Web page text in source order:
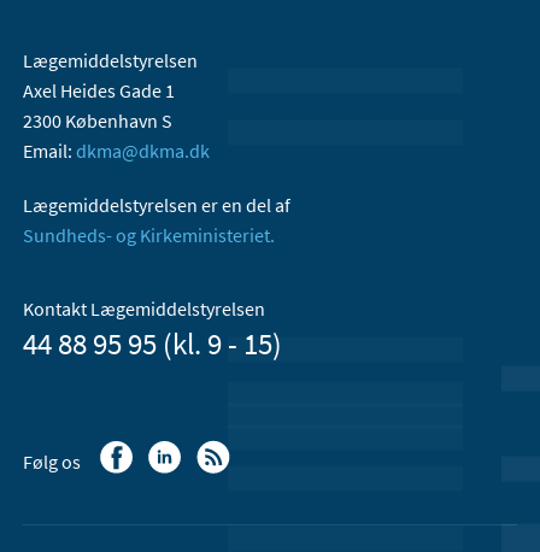
Lægemiddelstyrelsen
Axel Heides Gade 1
2300 København S
Email: dkma@dkma.dk
Lægemiddelstyrelsen er en del af
Sundheds- og Kirkeministeriet.
Kontakt Lægemiddelstyrelsen
44 88 95 95 (kl. 9 - 15)
Følg os